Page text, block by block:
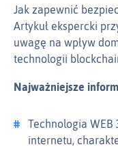
Jak zapewnić
Artykuł ekspercki
uwagę na wpływ
technologii
Najważniejsze
Technologia
internetu,